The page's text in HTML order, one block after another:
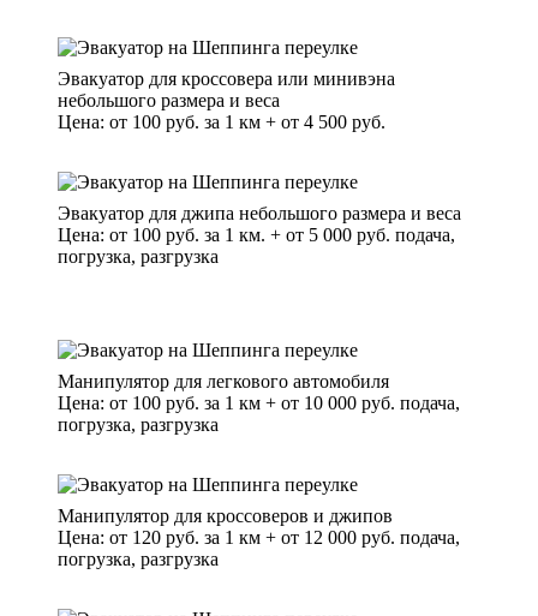
Эвакуатор для кроссовера или минивэна
небольшого размера и веса
Цена: от 100 руб. за 1 км + от 4 500 руб.
Эвакуатор для джипа небольшого размера и веса
Цена: от 100 руб. за 1 км. + от 5 000 руб. подача,
погрузка, разгрузка
Манипулятор для легкового автомобиля
Цена: от 100 руб. за 1 км + от 10 000 руб. подача,
погрузка, разгрузка
Манипулятор для кроссоверов и джипов
Цена: от 120 руб. за 1 км + от 12 000 руб. подача,
погрузка, разгрузка